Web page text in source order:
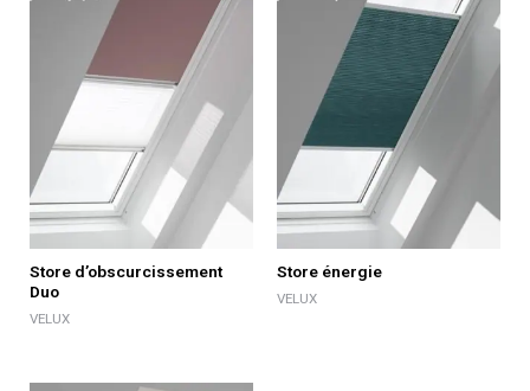
Store d’obscurcissement
Duo
VELUX
Store énergie
VELUX